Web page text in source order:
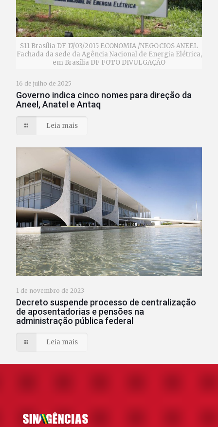
S11 Brasília DF 17/03/2015 ECONOMIA /NEGOCIOS ANEEL
Fachada da sede da Agência Nacional de Energia Elétrica,
em Brasília DF FOTO DIVULGAÇÃO
16 de julho de 2025
Governo indica cinco nomes para direção da
Aneel, Anatel e Antaq
Leia mais
1 de novembro de 2023
Decreto suspende processo de centralização
de aposentadorias e pensões na
administração pública federal
Leia mais